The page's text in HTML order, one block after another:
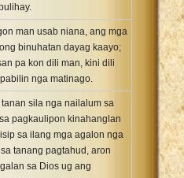
man usab niana, ang mga
binuhatan dayag kaayo;
pa kon dili man, kini dili
nga matinago.
tanan sila nga nailalum sa
pagkaulipon kinahanglan
sa ilang mga agalon nga
tanang pagtahud, aron
sa Dios ug ang